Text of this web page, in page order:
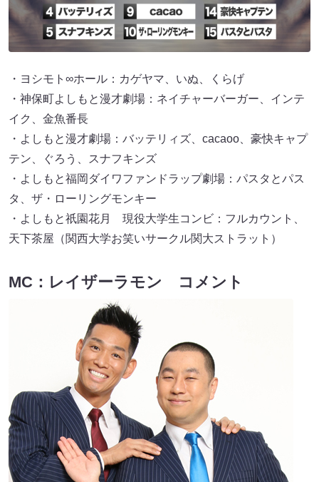
・ヨシモト∞ホール：カゲヤマ、いぬ、くらげ
・神保町よしもと漫才劇場：ネイチャーバーガー、インテ
イク、金魚番長
・よしもと漫才劇場：バッテリィズ、cacaoo、豪快キャプ
テン、ぐろう、スナフキンズ
・よしもと福岡ダイワファンドラップ劇場：パスタとパス
タ、ザ・ローリングモンキー
・よしもと祇園花月 現役大学生コンビ：フルカウント、
天下茶屋（関西大学お笑いサークル関大ストラット）
MC：レイザーラモン コメント